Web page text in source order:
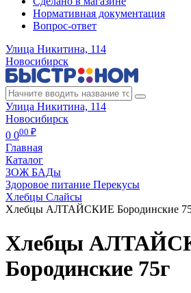
Нормативная документация
Вопрос-ответ
Улица Никитина, 114
Новосибирск
Улица Никитина, 114
Новосибирск
0 000 ₽
Главная
Каталог
ЗОЖ БАДы
Здоровое питание Перекусы
Хлебцы Слайсы
Хлебцы АЛТАЙСКИЕ Бородинские
Хлебцы
Бородинские 75г